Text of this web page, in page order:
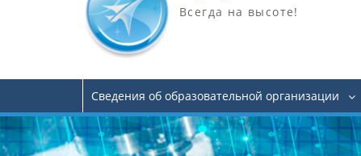
Всегда на высоте!
Сведения об образовательной организации